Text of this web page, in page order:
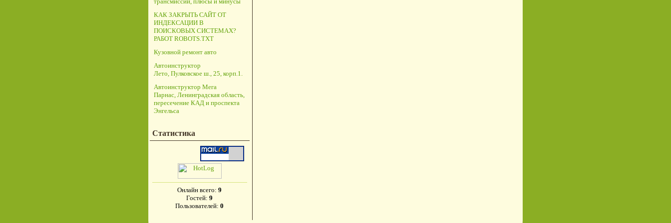
КАК ЗАКРЫТЬ САЙТ ОТ
ИНДЕКСАЦИИ В
ПОИСКОВЫХ СИСТЕМАХ?
РАБОТ ROBOTS.TXT
Кузовной ремонт авто
Автоинструктор
Лето, Пулковское ш., 25, корп.1.
Автоинструктор Мега
Парнас, Ленинградская область,
пересечение КАД и проспекта
Энгельса
Статистика
Онлайн всего: 9
Гостей: 9
Пользователей: 0